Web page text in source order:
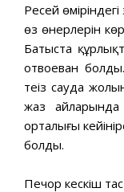
Ресей
өз өнерлерін
Батыста
отвоеван
теңіз сауда
жаз айларында
орталығы
болды.
Печор кескіш